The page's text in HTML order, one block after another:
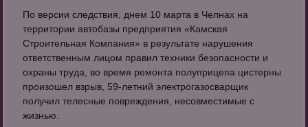
По версии следствия, днем 10 марта в Челнах на
территории автобазы предприятия «Камская
Строительная Компания» в результате нарушения
ответственным лицом правил техники безопасности и
охраны труда, во время ремонта полуприцепа цистерны
произошел взрыв, 59-летний электрогазосварщик
получил телесные повреждения, несовместимые с
жизнью.